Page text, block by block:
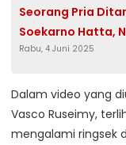
Seorang Pria
Soekarno Hatta,
Cairan Obat Bius
Rabu, 4 Juni 2025
Dalam video yang
Vasco Ruseimy,
mengalami ringsek